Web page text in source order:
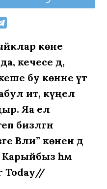
көне
кечесе дә,
бу көнне үтә
итә, күңел
Яа ел
бизәлгән
Вәли” көненә дә
Карыйбыз һәм
Today//